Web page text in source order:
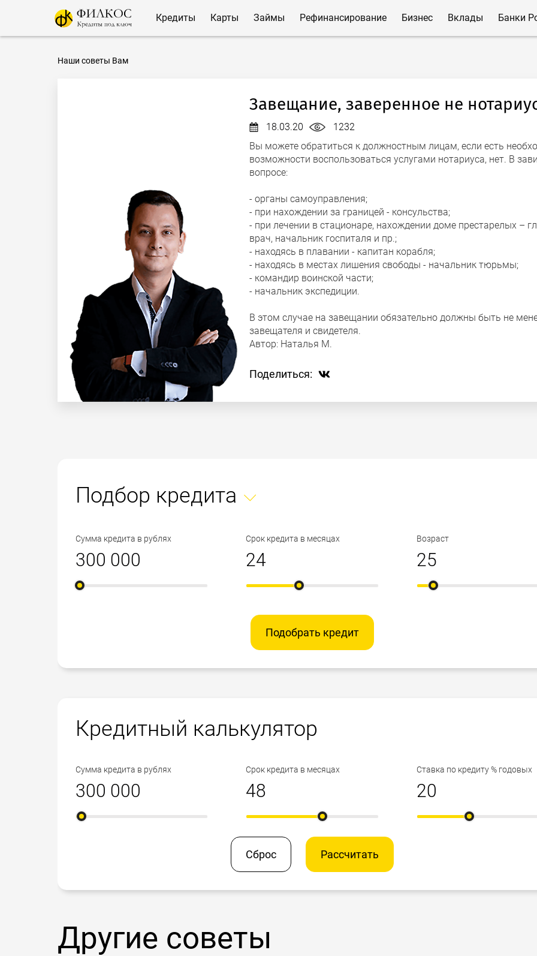
Кредиты Карты Займы Рефинансирование Бизнес Вклады Банки
Наши советы Вам
Завещание, заверенное не
18.03.20
1232
Вы можете обратиться к должностным лицам, если есть
возможности воспользоваться услугами нотариуса, нет. В
вопросе:
- органы самоуправления;
- при нахождении за границей - консульства;
- при лечении в стационаре, нахождении доме престарелых –
врач, начальник госпиталя и пр.;
- находясь в плавании - капитан корабля;
- находясь в местах лишения свободы - начальник тюрьмы;
- командир воинской части;
- начальник экспедиции.
В этом случае на завещании обязательно должны быть не
завещателя и свидетеля.
Автор: Наталья М.
Поделиться:
Подбор кредита
Сумма кредита в рублях Срок кредита в месяцах Возраст
Подобрать кредит
Кредитный калькулятор
Сумма кредита в рублях Срок кредита в месяцах Ставка по кредиту % годовых
Сброс Рассчитать
Другие советы